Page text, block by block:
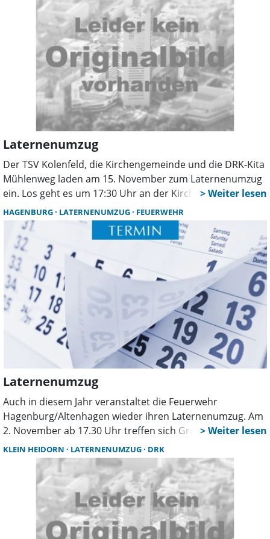
Laternenumzug
Der TSV Kolenfeld, die Kirchengemeinde und die DRK-Kita
Mühlenweg laden am 15. November zum Laternenumzug
ein. Los geht es um 17:30 Uhr an der Kirche mit einem
kleinen Gottesdienst mit Bildern, anschließend führt St.
Martin auf seinem Pferd die Teilnehmer zum TSV-Heim
(Sportplatz) an der Kanalstraße. Bei Würstchen und
Getränken soll der Abend gemeinsam ausklingen. Um
Anmeldung zum Würstchenessen wird bis zum 6.
November unter tsv-kolenfeld@t-online.de gebeten.
HAGENBURG LATERNENUMZUG FEUERWEHR
Laternenumzug
Auch in diesem Jahr veranstaltet die Feuerwehr
Hagenburg/Altenhagen wieder ihren Laternenumzug. Am
2. November ab 17.30 Uhr treffen sich Groß und Klein am
Feuerwehrhaus.
KLEIN HEIDORN LATERNENUMZUG DRK